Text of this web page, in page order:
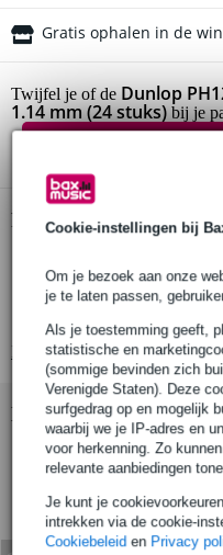
Cookie-instellingen bij
Om je bezoek aan onze
je te laten passen,
Als je toestemming geeft,
statistische en
(sommige bevinden zich
Verenigde Staten). Deze
surfgedrag op en mogelijk
waarbij we je IP-adres en
voor herkenning. Zo
relevante aanbiedingen
Je kunt je
intrekken via de cookie-
Cookiebeleid en Privacy
Gratis ophalen in de
Twijfel je of de Dunlop
1.14 mm (24 stuks)bij je
Productinformatie
type: PH122R114
Bekijk alle
Bekijk ook eens (5)